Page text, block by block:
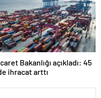
Bakanlığı açıkladı: 45
ihracat arttı